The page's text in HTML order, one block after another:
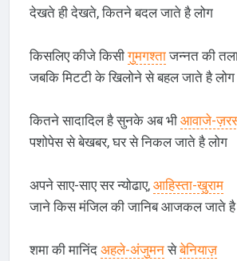
देखते ही देखते, कितने बदल जाते है लोग
किसलिए कीजे किसीगुमगश्ताजन्नत की
जबकि मिटटी के खिलोने से बहल जाते है लोग
कितने सादादिल है सुनके अब भी आवाजे-
पशोपेस से बेखबर, घर से निकल जाते है लोग
अपने साए-साए सर न्योढाए, आहिस्ता-खुराम
जाने किस मंजिल की जानिब आजकल जाते है
शमा की मानिंद अहले-अंजुमनसेबेनियाज़